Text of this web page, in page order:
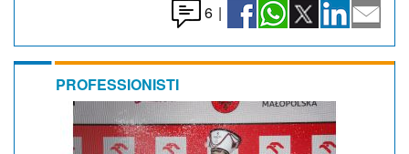
6 |
PROFESSIONISTI